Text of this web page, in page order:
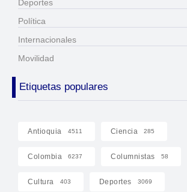
Deportes
Política
Internacionales
Movilidad
Etiquetas populares
Antioquia 4511 Ciencia 285
Colombia 6237 Columnistas 58
Cultura 403 Deportes 3069